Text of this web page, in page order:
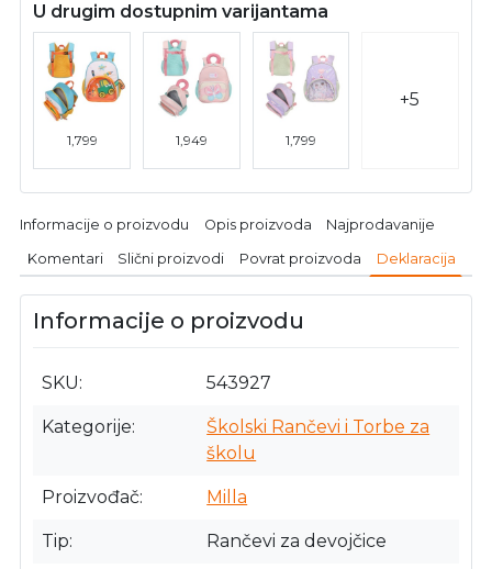
U drugim dostupnim varijantama
1,799 1,949 1,799
+5
Informacije o proizvodu Opis proizvoda Najprodavanije
Komentari Slični proizvodi Povrat proizvoda Deklaracija
Informacije o proizvodu
SKU 543927
Kategorije
Školski Rančevi i Torbe za
školu
Proizvođač Milla
Tip Rančevi za devojčice